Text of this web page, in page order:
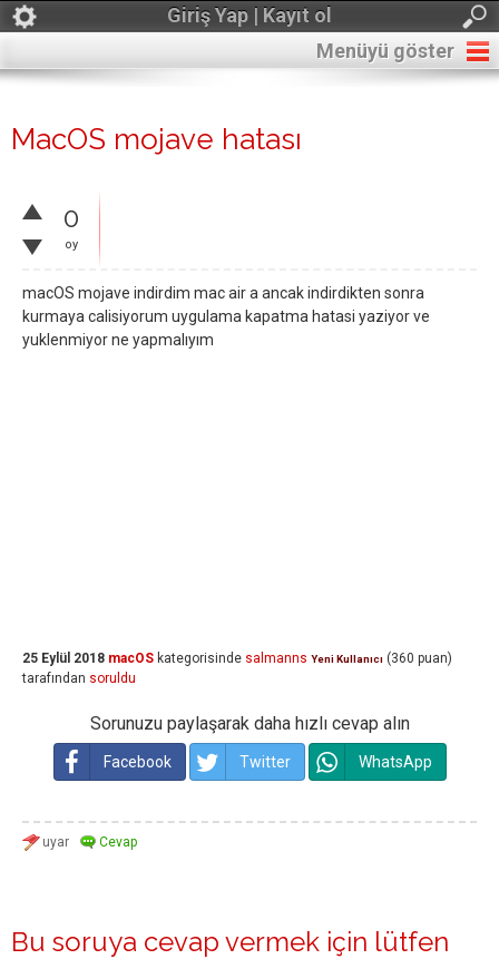
Giriş Yap | Kayıt ol
Menüyü göster
MacOS mojave hatası
0
oy
macOS mojave indirdim mac air a ancak indirdikten sonra
kurmaya calisiyorum uygulama kapatma hatasi yaziyor ve
yuklenmiyor ne yapmalıyım
25 Eylül 2018 macOS kategorisinde salmanns Yeni Kullanıcı (360 puan)
tarafından soruldu
Sorunuzu paylaşarak daha hızlı cevap alın
Facebook Twitter WhatsApp
Bu soruya cevap vermek için lütfen